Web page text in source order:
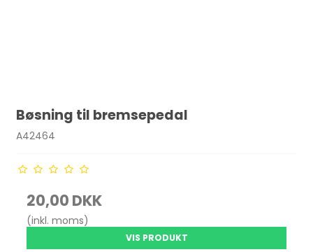
Bøsning til bremsepedal
A42464
20,00 DKK
(inkl. moms)
VIS PRODUKT